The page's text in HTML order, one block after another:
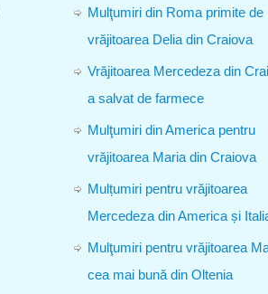
Mulţumiri din Roma primite de
vrăjitoarea Delia din Craiova
Vrăjitoarea Mercedeza din
a salvat de farmece
Mulţumiri din America pentru
vrăjitoarea Maria din Craiova
Mulțumiri pentru vrăjitoarea
Mercedeza din America și
Mulţumiri pentru vrăjitoarea
cea mai bună din Oltenia